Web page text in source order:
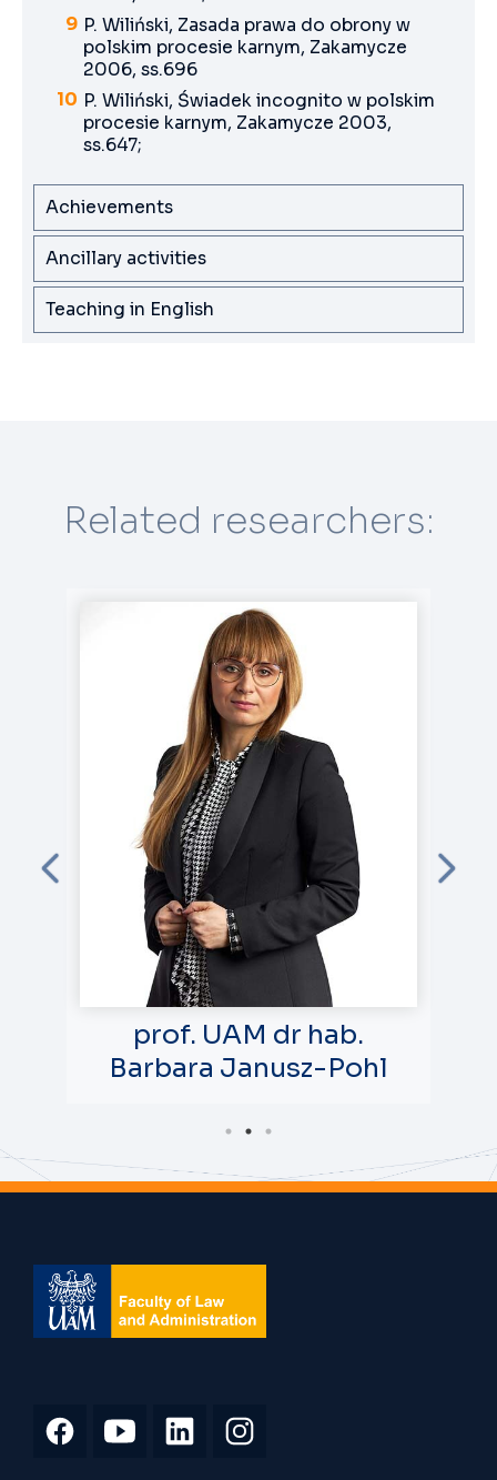
P. Wiliński, Zasada prawa do obrony w
polskim procesie karnym, Zakamycze
2006, ss.696
P. Wiliński, Świadek incognito w polskim
procesie karnym, Zakamycze 2003,
ss.647;
Achievements
Ancillary activities
Teaching in English
Related researchers:
prof. UAM dr hab.
Barbara Janusz-Pohl